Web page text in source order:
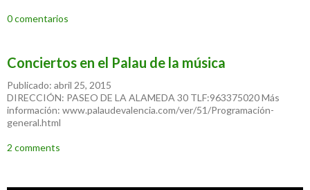
0 comentarios
Conciertos en el Palau de la música
Publicado: abril 25, 2015
DIRECCIÓN: PASEO DE LA ALAMEDA 30 TLF:963375020 Más
información: www.palaudevalencia.com/ver/51/Programación-
general.html
2 comments